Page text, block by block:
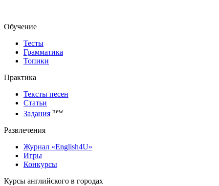
Обучение
Тесты
Грамматика
Топики
Практика
Тексты песен
Статьи
Задания new
Развлечения
Журнал «English4U»
Игры
Конкурсы
Курсы английского в городах